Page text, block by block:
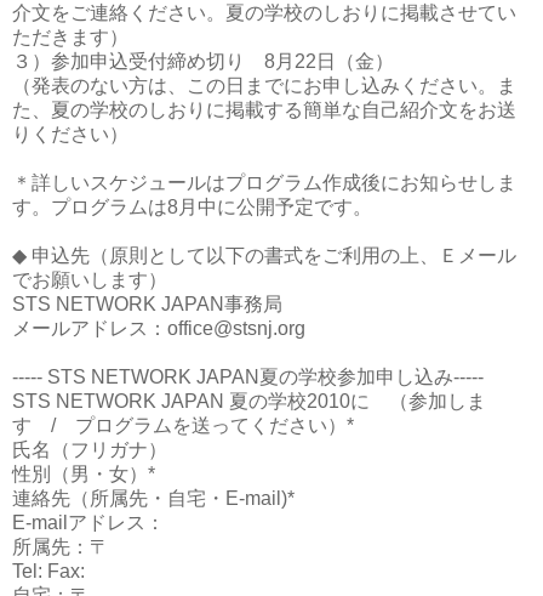
介文をご連絡ください。夏の学校のしおりに掲載させてい
ただきます）
３）参加申込受付締め切り 8月22日（金）
（発表のない方は、この日までにお申し込みください。ま
た、夏の学校のしおりに掲載する簡単な自己紹介文をお送
りください）
＊詳しいスケジュールはプログラム作成後にお知らせしま
す。プログラムは8月中に公開予定です。
◆ 申込先（原則として以下の書式をご利用の上、Ｅメール
でお願いします）
STS NETWORK JAPAN事務局
メールアドレス：office@stsnj.org
----- STS NETWORK JAPAN夏の学校参加申し込み-----
STS NETWORK JAPAN 夏の学校2010に （参加しま
す / プログラムを送ってください）*
氏名（フリガナ）
性別（男・女）*
連絡先（所属先・自宅・E-mail)*
E-mailアドレス：
所属先：〒
Tel: Fax: